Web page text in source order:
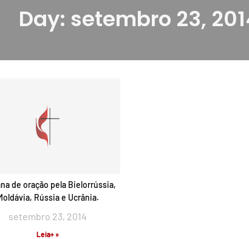
Day: setembro 23,
de oração pela Bielorrússia,
Rússia e Ucrânia.
setembro 23, 2014
Leia+ »